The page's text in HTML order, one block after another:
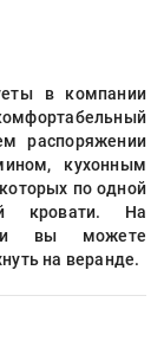
в компании
распоряжении
кухонным
по одной
кровати. На
вы можете
на веранде.